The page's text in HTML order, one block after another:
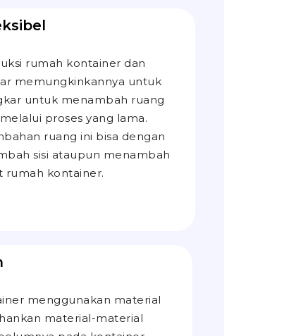
rumah kontainer dan
memungkinkannya untuk
untuk menambah ruang
proses yang lama.
ruang ini bisa dengan
sisi ataupun menambah
rumah kontainer.
menggunakan material
material-material